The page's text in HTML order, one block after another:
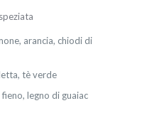
arancia, chiodi di
tè verde
legno di guaiac